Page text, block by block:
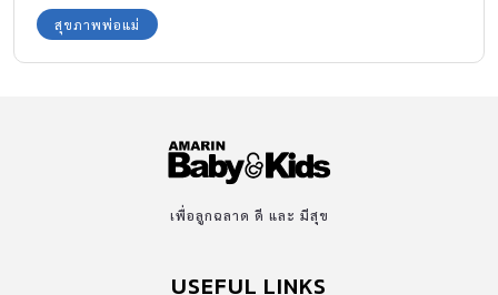
สุขภาพพ่อแม่
เพื่อลูกฉลาด ดี และ มีสุข
USEFUL LINKS